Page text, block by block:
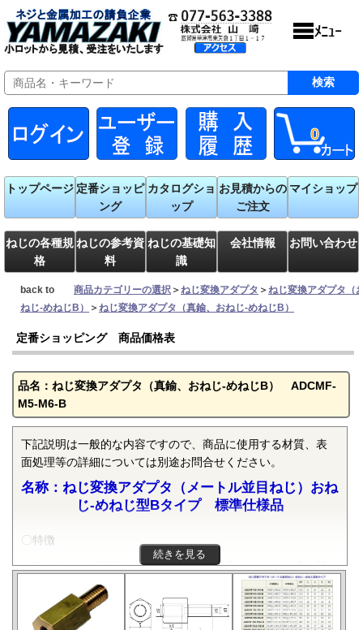
0
トップページ 定番ショッピ
ング
カタログショ
ップ
お見積からの
ご注文
マイショップ
ねじの各種規
格
ねじの参考資
料
ねじの基礎知
識
会社情報 お問い合わせ
back to 商品カテゴリーの選択 ＞ねじ変換アダプタ ＞ねじ変換アダプタ（
ねじ-めねじB）
＞ねじ変換アダプタ（真鍮、おねじ-めねじB）
定番ショッピング 商品価格表
品名：ねじ変換アダプタ（真鍮、おねじ-めねじB） ADCMF-
M5-M6-B
下記説明は一般的な内容ですので、商品に使用する材質、表
面処理等の詳細については別途お問合せください。
名称：ねじ変換アダプタ（メートル並目ねじ）おね
じ-めねじ型Bタイプ 標準仕様品
〇特徴
２つのパーツ同志をねじで締結する場合、メーカー違い等
により、使用されているねじの規格が異なる場合がありま
す。こんな場合には、ねじ変換アダプターを使うと、ねじ規
格を変換し、ねじを確実に締結することができます。本部品
続きを見る